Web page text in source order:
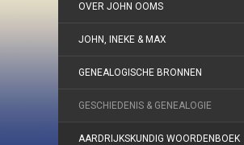
OVER JOHN OOMS
JOHN, INEKE & MAX
GENEALOGISCHE BRONNEN
GESCHIEDENIS & GENEALOGIE
AARDRIJKSKUNDIG WOORDENBOEK